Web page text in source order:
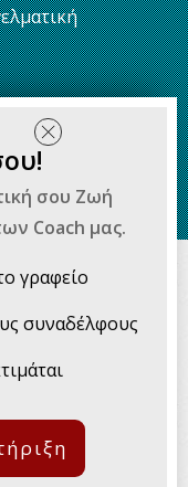
καν
(ή έτσι
σου Ζωή
Coach μας.
γραφείο
συναδέλφους